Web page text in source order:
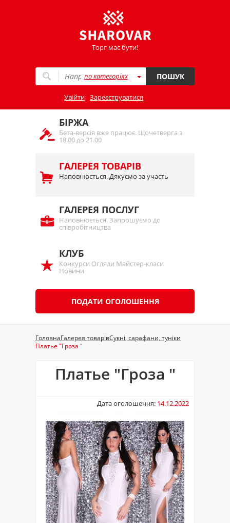
Торг має бути!
по категоріях ПОШУК
Увійти Зареєструватися
БІРЖА
Бета-версія вже працює. Щочетверга з
18.00 до 21.00
ГАЛЕРЕЯ ТОВАРІВ
Наповнюється. Дякуємо за участь
ГАЛЕРЕЯ ПОСЛУГ
Наповнюється. Запрошуємо до
співробітництва
КЛУБ
Конкурси Огляди Майстер-класи
Новини
ПОДАТИ ОГОЛОШЕННЯ
ГоловнаГалерея товарівСукні, сарафани, туніки
Платье "Гроза "
Платье "Гроза "
Дата оголошення: 14.12.2022